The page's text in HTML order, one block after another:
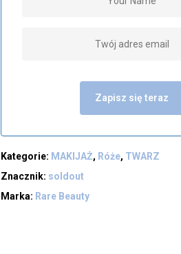
Zapisz się teraz
Kategorie: MAKIJAŻ, Róże, TWARZ
Znacznik: soldout
Marka: Rare Beauty